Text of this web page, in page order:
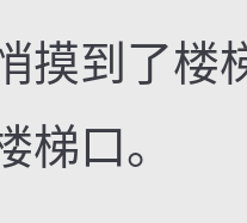
到了楼
梯口。